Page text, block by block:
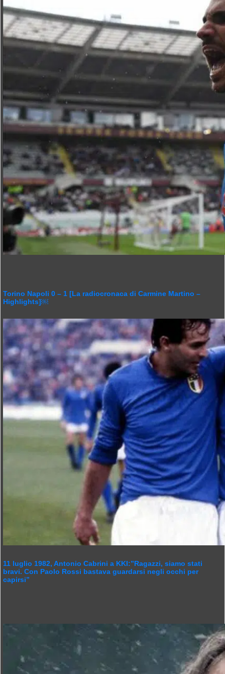
Torino Napoli 0 – 1 [La radiocronaca di Carmine Martino –
Highlights]￼
11 luglio 1982, Antonio Cabrini a KKI:”Ragazzi, siamo stati
bravi. Con Paolo Rossi bastava guardarsi negli occhi per
capirsi”